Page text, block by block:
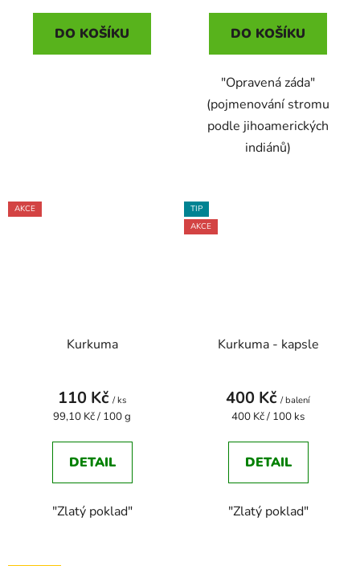
DO KOŠÍKU DO KOŠÍKU
"Opravená záda"
(pojmenování stromu
podle jihoamerických
indiánů)
AKCE
Kurkuma
110 Kč / ks
Měrná
99,10 Kč / 100 g
DETAIL
"Zlatý poklad"
TIP
AKCE
Kurkuma - kapsle
400 Kč / balení
Měrná
400 Kč / 100 ks
DETAIL
"Zlatý poklad"